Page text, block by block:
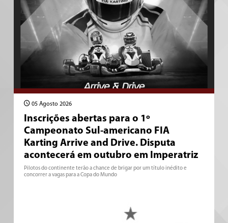
05 Agosto 2026
Inscrições abertas para o 1º
Campeonato Sul-americano FIA
Karting Arrive and Drive. Disputa
acontecerá em outubro em Imperatriz
Pilotos do continente terão a chance de brigar por um título inédito e
concorrer a vagas para a Copa do Mundo